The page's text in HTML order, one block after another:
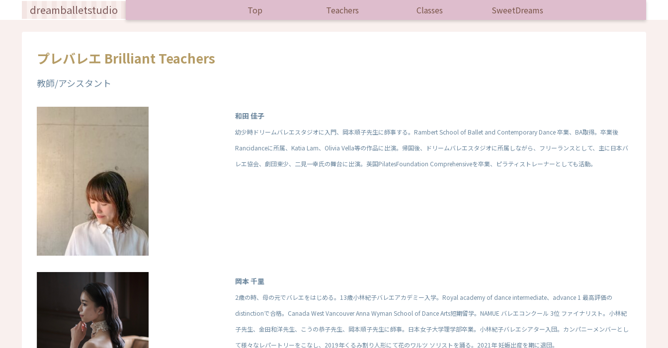
dreamballetstudio Top Teachers Classes SweetDreams
プレバレエ Brilliant Teachers
教師/アシスタント
和田 佳子
幼少時ドリームバレエスタジオに入門、岡本順子先生に師事する。Rambert School of Ballet and Contemporary Dance 卒業、BA取得。卒業後
Rancidanceに所属、Katia Lam、Olivia Vella等の作品に出演。帰国後、ドリームバレエスタジオに所属しながら、フリーランスとして、主に日本バ
レエ協会、劇団東少、二見一幸氏の舞台に出演。英国PilatesFoundation Comprehensiveを卒業、ピラティストレーナーとしても活動。
岡本 千里
2歳の時、母の元でバレエをはじめる。13歳小林紀子バレエアカデミー入学。Royal academy of dance intermediate、advance 1 最高評価の
distinctionで合格。Canada West Vancouver Anna Wyman School of Dance Arts短期留学。NAMUE バレエコンクール 3位 ファイナリスト。小林紀
子先生、金田和洋先生、こうの恭子先生、岡本順子先生に師事。日本女子大学理学部卒業。小林紀子バレエシアター入団。カンパニーメンバーとし
て様々なレパートリーをこなし、2019年くるみ割り人形にて花のワルツ ソリストを踊る。2021年 妊娠出産を期に退団。